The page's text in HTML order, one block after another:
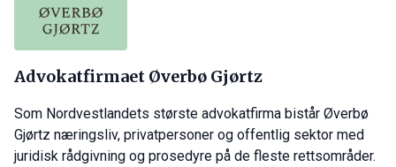
Advokatfirmaet Øverbø Gjørtz
Som Nordvestlandets største advokatfirma bistår Øverbø
Gjørtz næringsliv, privatpersoner og offentlig sektor med
juridisk rådgivning og prosedyre på de fleste rettsområder.